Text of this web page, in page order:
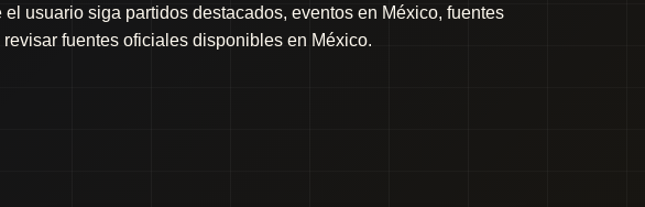
usuario siga partidos destacados, eventos en México, fuentes
fuentes oficiales disponibles en México.